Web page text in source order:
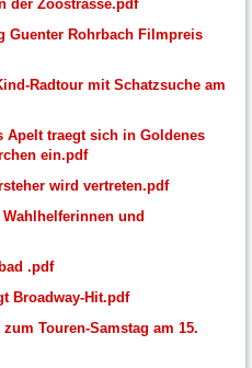
der Zoostrasse.pdf
Guenter Rohrbach Filmpreis
Radtour mit Schatzsuche am
Apelt traegt sich in Goldenes
ein.pdf
wird vertreten.pdf
Wahlhelferinnen und
.pdf
Broadway-Hit.pdf
Touren-Samstag am 15.